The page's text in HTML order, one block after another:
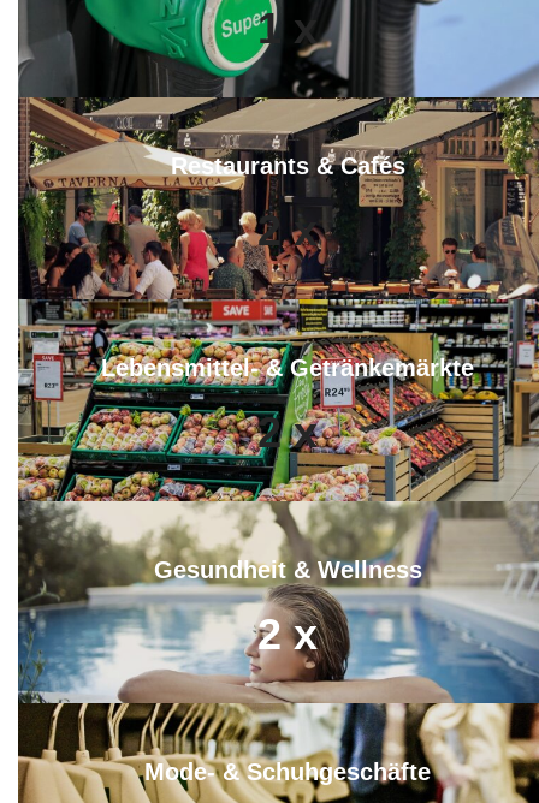
1 x
Restaurants & Cafés
2 x
Lebensmittel- & Getränkemärkte
2 x
Gesundheit & Wellness
2 x
Mode- & Schuhgeschäfte